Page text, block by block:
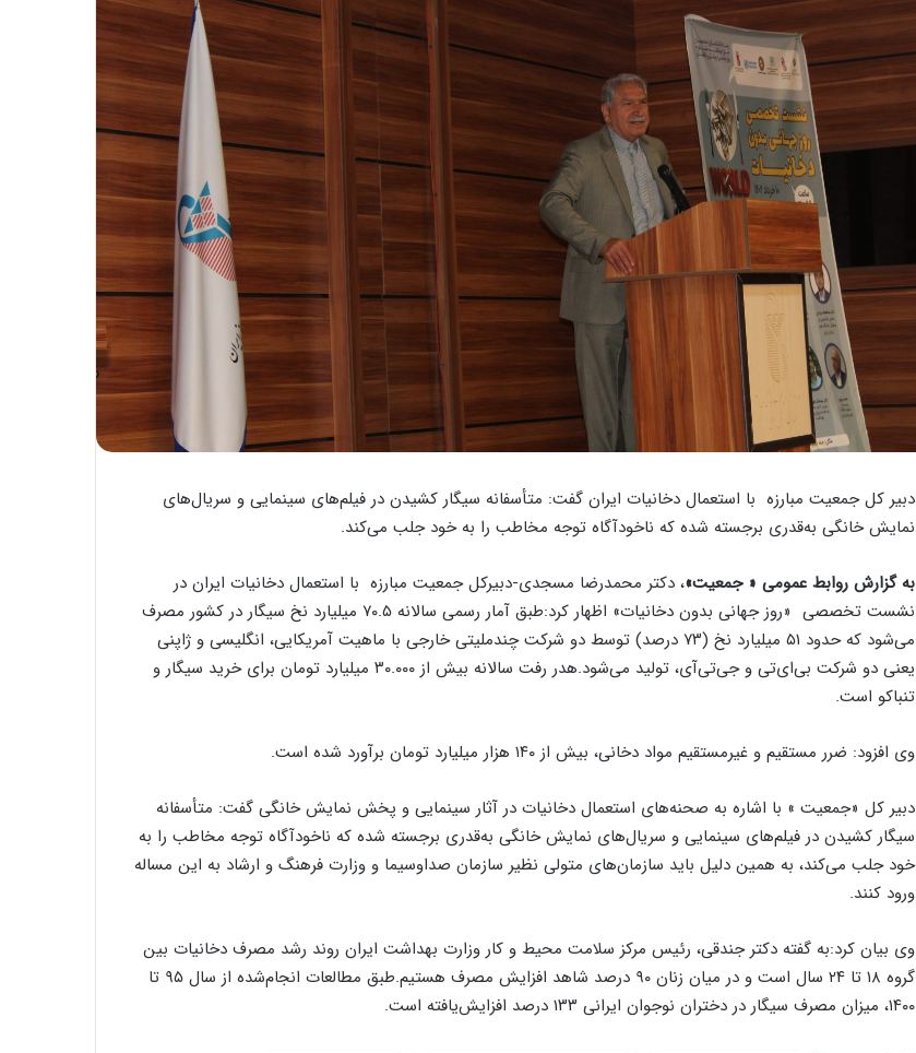
دبیر کل جمعیت مبارزه با استعمال دخانیات ایران گفت: متأسفانه سیگار کشیدن در فیلم‌های سینمایی و سریال‌های
نمایش خانگی به‌قدری برجسته شده که ناخودآگاه توجه مخاطب را به خود جلب می‌کند.
به گزارش روابط عمومی « جمعیت»، دکتر محمدرضا مسجدی-دبیرکل جمعیت مبارزه با استعمال دخانیات ایران در
نشست تخصصی «روز جهانی بدون دخانیات» اظهار کرد:طبق آمار رسمی سالانه ۷۰.۵ میلیارد نخ سیگار در کشور مصرف
می‌شود که حدود ۵۱ میلیارد نخ (۷۳ درصد) توسط دو شرکت چندملیتی خارجی با ماهیت آمریکایی، انگلیسی و ژاپنی
یعنی دو شرکت بی‌ای‌تی و جی‌تی‌آی، تولید می‌شود.هدر رفت سالانه بیش از ۳۰.۰۰۰ ميليارد تومان برای خرید سیگار و
تنباکو است.
وی افزود: ضرر مستقیم و غیرمستقیم مواد دخانی، بیش از ۱۴۰ هزار میلیارد تومان برآورد شده است.
دبیر کل «جمعیت » با اشاره به صحنه‌های استعمال دخانیات در آثار سینمایی و پخش نمایش خانگی گفت: متأسفانه
سیگار کشیدن در فیلم‌های سینمایی و سریال‌های نمایش خانگی به‌قدری برجسته شده که ناخودآگاه توجه مخاطب را به
خود جلب می‌کند، به همین دلیل باید سازمان‌های متولی نظیر سازمان صداوسیما و وزارت فرهنگ و ارشاد به این مساله
ورود کنند.
وی بیان کرد:به گفته دکتر جندقی، رئیس مرکز سلامت محیط و کار وزارت بهداشت ایران روند رشد مصرف دخانیات بین
گروه ۱۸ تا ۲۴ سال است و در میان زنان ۹۰ درصد شاهد افزایش مصرف هستیم.طبق مطالعات انجام‌شده از سال ۹۵ تا
۱۴۰۰، میزان مصرف سیگار در دختران نوجوان ایرانی ۱۳۳ درصد افزایش‌یافته است.